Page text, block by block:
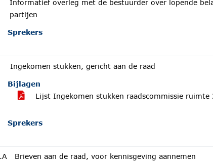
Informatief overleg met de bestuurder over lopende
partijen
Sprekers
Ingekomen stukken, gericht aan de raad
Bijlagen
Lijst Ingekomen stukken raadscommissie ruimte
Sprekers
Brieven aan de raad, voor kennisgeving aannemen